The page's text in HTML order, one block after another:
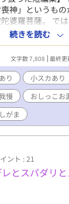
というものが
婆羅菩薩。 で
どうするのだ
。 テーマ（お
のあるものだ
生以上の男性
は多分ありませ
なると思います
小大スカ(両方)
未満、CPなし(
BL：恋愛関係
いに友情100％
ます ・女攻め：
続きを読む
文字数 7,808 最終
り 小スカあり
慢 おしっこお
がま
ント : 21
とスパダリ